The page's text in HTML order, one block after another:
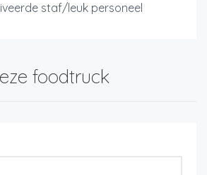
staf/leuk personeel
foodtruck